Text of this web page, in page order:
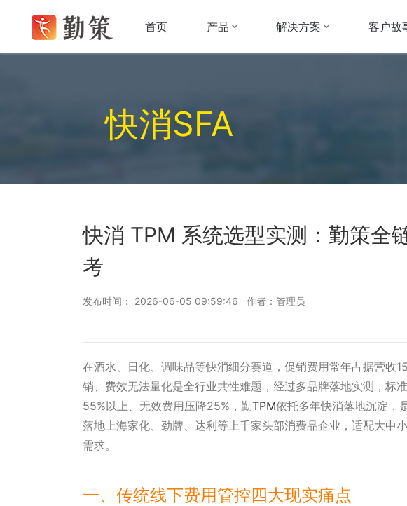
首页 产品 解决方案 客户故
快消SFA
快消 TPM 系统选型实测：勤策全
考
发布时间： 2026-06-05 09:59:46 作者：管理员
在酒水、日化、调味品等快消细分赛道，促销费用常年占据营收
销、费效无法量化是全行业共性难题，经过多品牌落地实测，标
55%以上、无效费用压降25%，勤TPM依托多年快消落地沉淀，
落地上海家化、劲牌、达利等上千家头部消费品企业，适配大中
需求。
一、传统线下费用管控四大现实痛点